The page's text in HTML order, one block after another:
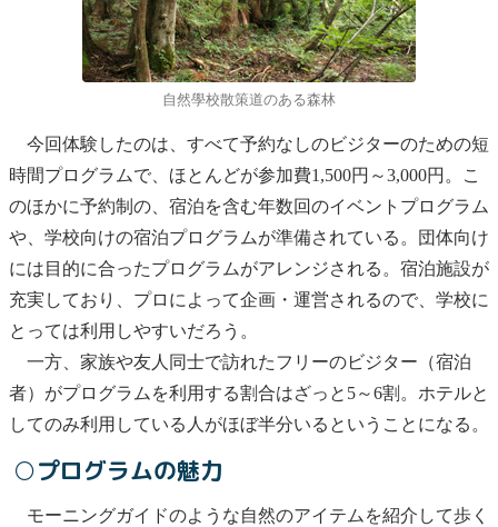
自然學校散策道のある森林
今回体験したのは、すべて予約なしのビジターのための短
時間プログラムで、ほとんどが参加費1,500円～3,000円。こ
のほかに予約制の、宿泊を含む年数回のイベントプログラム
や、学校向けの宿泊プログラムが準備されている。団体向け
には目的に合ったプログラムがアレンジされる。宿泊施設が
充実しており、プロによって企画・運営されるので、学校に
とっては利用しやすいだろう。
一方、家族や友人同士で訪れたフリーのビジター（宿泊
者）がプログラムを利用する割合はざっと5～6割。ホテルと
してのみ利用している人がほぼ半分いるということになる。
○プログラムの魅力
モーニングガイドのような自然のアイテムを紹介して歩く